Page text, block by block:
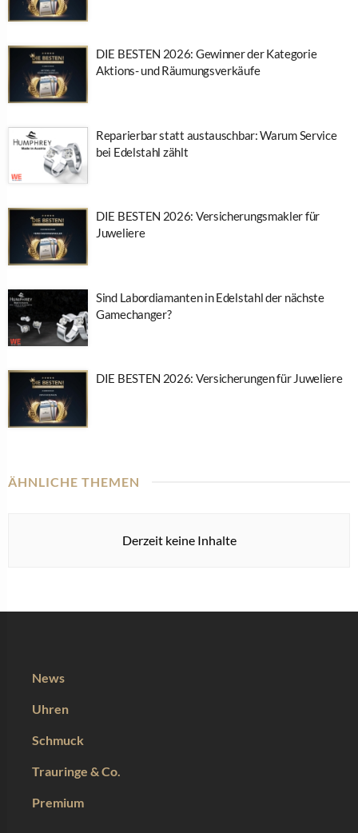
DIE BESTEN 2026: Gewinner der Kategorie
Aktions- und Räumungsverkäufe
Reparierbar statt austauschbar: Warum Service
bei Edelstahl zählt
DIE BESTEN 2026: Versicherungsmakler für
Juweliere
Sind Labordiamanten in Edelstahl der nächste
Gamechanger?
DIE BESTEN 2026: Versicherungen für Juweliere
ÄHNLICHE THEMEN
Derzeit keine Inhalte
News
Uhren
Schmuck
Trauringe & Co.
Premium